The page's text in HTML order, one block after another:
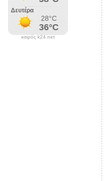
καιρός k24.net